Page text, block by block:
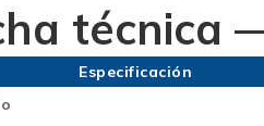
técnica
Especificación